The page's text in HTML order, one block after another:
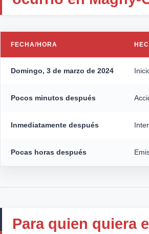
FECHA/HORA
Domingo, 3 de marzo de 2024
Pocos minutos después
Inmediatamente después
Pocas horas después
Para quien quiera